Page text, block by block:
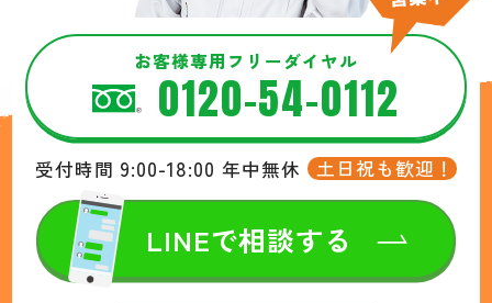
お客様専用フリーダイヤル
0120-54-0112
受付時間 9:00-18:00 年中無休 土日祝も歓迎！
LINEで相談する